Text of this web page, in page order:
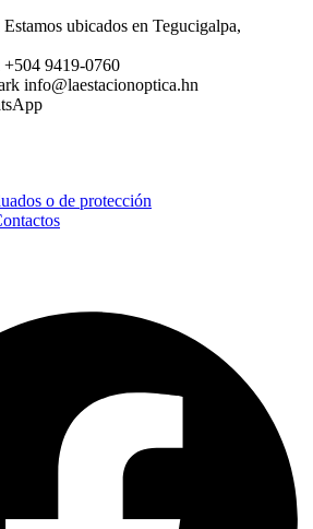
Estamos ubicados en Tegucigalpa,
+504 9419-0760
info@laestacionoptica.hn
o de protección